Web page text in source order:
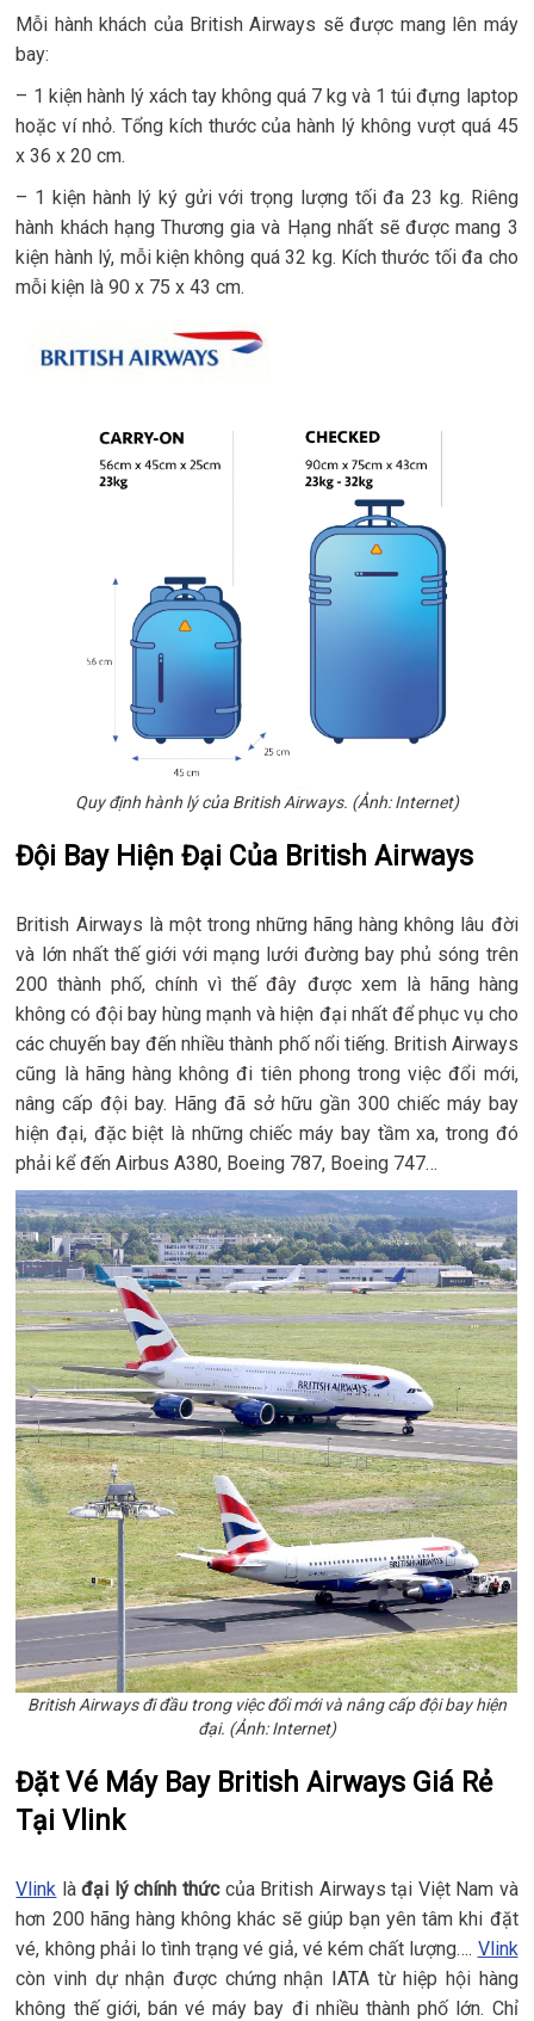
Mỗi hành khách của British Airways sẽ được mang lên máy
bay:
– 1 kiện hành lý xách tay không quá 7 kg và 1 túi đựng laptop
hoặc ví nhỏ. Tổng kích thước của hành lý không vượt quá 45
x 36 x 20 cm.
– 1 kiện hành lý ký gửi với trọng lượng tối đa 23 kg. Riêng
hành khách hạng Thương gia và Hạng nhất sẽ được mang 3
kiện hành lý, mỗi kiện không quá 32 kg. Kích thước tối đa cho
mỗi kiện là 90 x 75 x 43 cm.
Quy định hành lý của British Airways. (Ảnh: Internet)
Đội Bay Hiện Đại Của British Airways
British Airways là một trong những hãng hàng không lâu đời
và lớn nhất thế giới với mạng lưới đường bay phủ sóng trên
200 thành phố, chính vì thế đây được xem là hãng hàng
không có đội bay hùng mạnh và hiện đại nhất để phục vụ cho
các chuyến bay đến nhiều thành phố nổi tiếng. British Airways
cũng là hãng hàng không đi tiên phong trong việc đổi mới,
nâng cấp đội bay. Hãng đã sở hữu gần 300 chiếc máy bay
hiện đại, đặc biệt là những chiếc máy bay tầm xa, trong đó
phải kể đến Airbus A380, Boeing 787, Boeing 747…
British Airways đi đầu trong việc đổi mới và nâng cấp đội bay hiện
đại. (Ảnh: Internet)
Đặt Vé Máy Bay British Airways Giá Rẻ
Tại Vlink
Vlink làđại lý chính thứccủa British Airways tại Việt Nam và
hơn 200 hãng hàng không khác sẽ giúp bạn yên tâm khi đặt
vé, không phải lo tình trạng vé giả, vé kém chất lượng…. Vlink
còn vinh dự nhận được chứng nhận IATA từ hiệp hội hàng
không thế giới, bán vé máy bay đi nhiều thành phố lớn. Chỉ